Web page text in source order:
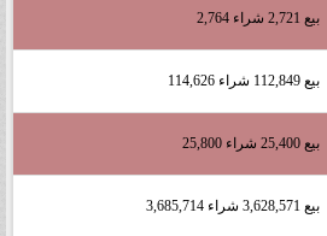
بيع 2,721 شراء 2,764
بيع 112,849 شراء 114,626
بيع 25,400 شراء 25,800
بيع 3,628,571 شراء 3,685,714